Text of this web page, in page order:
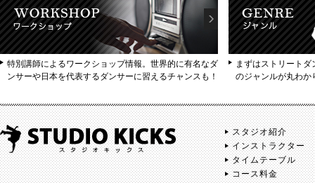
特別講師によるワークショップ情報。世界的に有名なダ
ンサーや日本を代表するダンサーに習えるチャンスも！
まずはストリート
のジャンルが丸わか
スタジオ紹介
インストラクター
タイムテーブル
コース料金